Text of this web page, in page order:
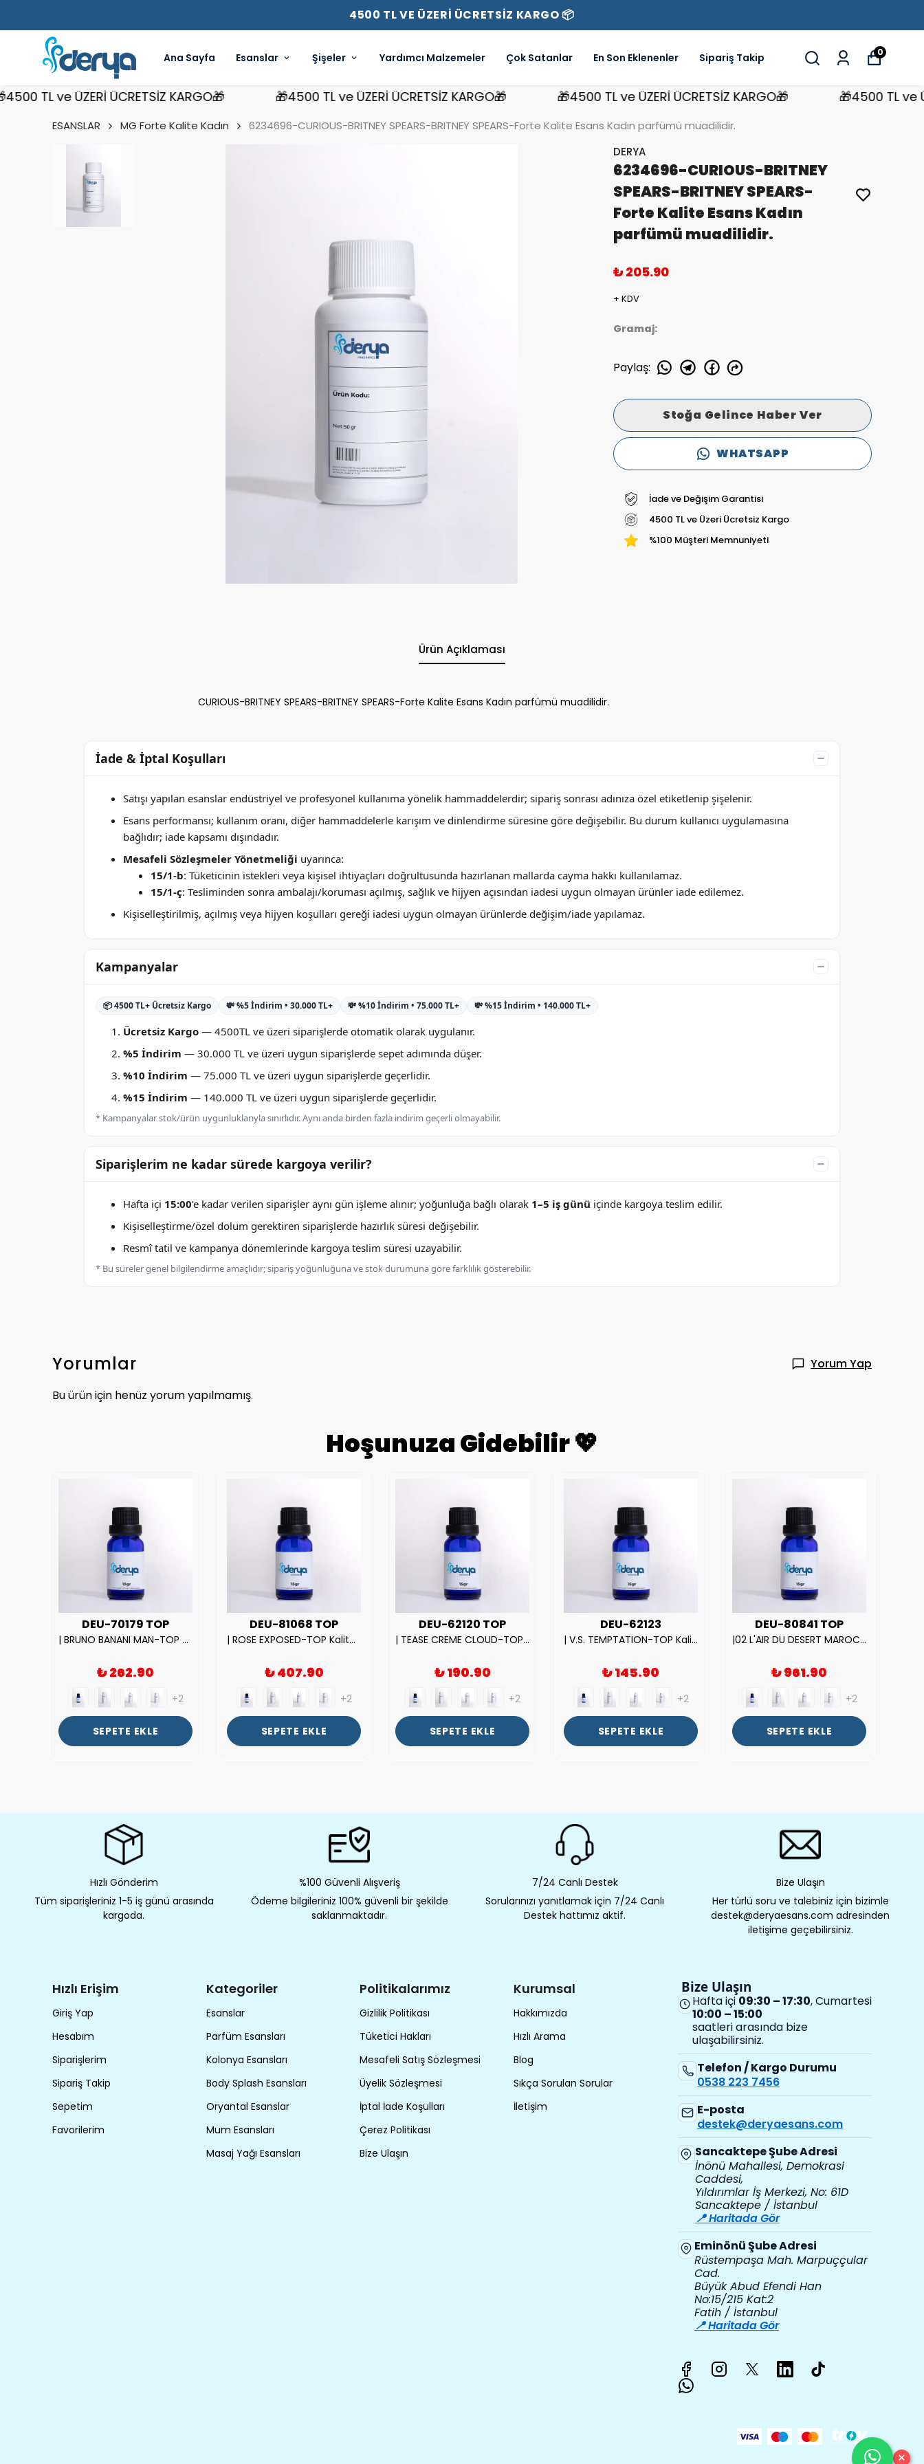
4500 TL VE ÜZERİ ÜCRETSİZ KARGO 📦
Ana Sayfa Esanslar Şişeler Yardımcı Malzemeler Çok Satanlar En Son Eklenenler Sipariş Takip 0
TL ve ÜZERİ ÜCRETSİZ KARGO🎁 🎁4500 TL ve ÜZERİ ÜCRETSİZ KARGO🎁 🎁4500 TL ve ÜZERİ ÜCRETSİZ KARGO🎁 🎁4500 TL ve
ESANSLAR MG Forte Kalite Kadın
6234696-CURIOUS-BRITNEY SPEARS-BRITNEY SPEARS-Forte Kalite Esans Kadın parfümü muadilidir.
DERYA
6234696-CURIOUS-BRITNEY
SPEARS-BRITNEY SPEARS-
Forte Kalite Esans Kadın
parfümü muadilidir.
₺ 205.90
+ KDV
Gramaj:
Paylaş:
Stoğa Gelince Haber Ver
WHATSAPP
İade ve Değişim Garantisi
4500 TL ve Üzeri Ücretsiz Kargo
%100 Müşteri Memnuniyeti
Ürün Açıklaması
CURIOUS-BRITNEY SPEARS-BRITNEY SPEARS-Forte Kalite Esans Kadın parfümü muadilidir.
İade & İptal Koşulları
Satışı yapılan esanslar endüstriyel ve profesyonel kullanıma yönelik hammaddelerdir; sipariş sonrası adınıza özel etiketlenip şişelenir.
Esans performansı; kullanım oranı, diğer hammaddelerle karışım ve dinlendirme süresine göre değişebilir. Bu durum kullanıcı uygulamasına
bağlıdır; iade kapsamı dışındadır.
Mesafeli Sözleşmeler Yönetmeliği uyarınca:
15/1-b: Tüketicinin istekleri veya kişisel ihtiyaçları doğrultusunda hazırlanan mallarda cayma hakkı kullanılamaz.
15/1-ç: Tesliminden sonra ambalajı/koruması açılmış, sağlık ve hijyen açısından iadesi uygun olmayan ürünler iade edilemez.
Kişiselleştirilmiş, açılmış veya hijyen koşulları gereği iadesi uygun olmayan ürünlerde değişim/iade yapılamaz.
Kampanyalar
📦 4500 TL+ Ücretsiz Kargo 💸 %5 İndirim • 30.000 TL+ 💸 %10 İndirim • 75.000 TL+ 💸 %15 İndirim • 140.000 TL+
Ücretsiz Kargo — 4500TL ve üzeri siparişlerde otomatik olarak uygulanır.
%5 İndirim — 30.000 TL ve üzeri uygun siparişlerde sepet adımında düşer.
%10 İndirim — 75.000 TL ve üzeri uygun siparişlerde geçerlidir.
%15 İndirim — 140.000 TL ve üzeri uygun siparişlerde geçerlidir.
* Kampanyalar stok/ürün uygunluklarıyla sınırlıdır. Aynı anda birden fazla indirim geçerli olmayabilir.
Siparişlerim ne kadar sürede kargoya verilir?
Hafta içi 15:00’e kadar verilen siparişler aynı gün işleme alınır; yoğunluğa bağlı olarak 1–5 iş günü içinde kargoya teslim edilir.
Kişiselleştirme/özel dolum gerektiren siparişlerde hazırlık süresi değişebilir.
Resmî tatil ve kampanya dönemlerinde kargoya teslim süresi uzayabilir.
* Bu süreler genel bilgilendirme amaçlıdır; sipariş yoğunluğuna ve stok durumuna göre farklılık gösterebilir.
Yorumlar
Yorum Yap
Bu ürün için henüz yorum yapılmamış.
Hoşunuza Gidebilir 💖
DEU-70179 TOP
| BRUNO BANANI MAN-TOP Kalite Erkek Parfüm Esansı.|
₺ 262.90
+2
SEPETE EKLE
DEU-81068 TOP
| ROSE EXPOSED-TOP Kalite Unısex Parfüm Esansı.|
₺ 407.90
+2
SEPETE EKLE
DEU-62120 TOP
| TEASE CREME CLOUD-TOP Kalite Kadın Parfüm Esansı.|
₺ 190.90
+2
SEPETE EKLE
DEU-62123
| V.S. TEMPTATION-TOP Kalite Kadın Parfüm Esansı.|
₺ 145.90
+2
SEPETE EKLE
DEU-80841 TOP
|02 L'AIR DU DESERT MAROCAIN-TOP Kalite Unısex Parfüm Esansı.|
₺ 961.90
+2
SEPETE EKLE
Hızlı Gönderim
Tüm siparişleriniz 1-5 iş günü arasında
kargoda.
%100 Güvenli Alışveriş
Ödeme bilgileriniz 100% güvenli bir şekilde
saklanmaktadır.
7/24 Canlı Destek
Sorularınızı yanıtlamak için 7/24 Canlı
Destek hattımız aktif.
Bize Ulaşın
Her türlü soru ve talebiniz için bizimle
destek@deryaesans.com adresinden
iletişime geçebilirsiniz.
Hızlı Erişim
Giriş Yap
Hesabım
Siparişlerim
Sipariş Takip
Sepetim
Favorilerim
Kategoriler
Esanslar
Parfüm Esansları
Kolonya Esansları
Body Splash Esansları
Oryantal Esanslar
Mum Esansları
Masaj Yağı Esansları
Politikalarımız
Gizlilik Politikası
Tüketici Hakları
Mesafeli Satış Sözleşmesi
Üyelik Sözleşmesi
İptal İade Koşulları
Çerez Politikası
Bize Ulaşın
Kurumsal
Hakkımızda
Hızlı Arama
Blog
Sıkça Sorulan Sorular
İletişim
Bize Ulaşın
Hafta içi 09:30 – 17:30, Cumartesi
10:00 – 15:00
saatleri arasında bize
ulaşabilirsiniz.
Telefon / Kargo Durumu
0538 223 7456
E-posta
destek@deryaesans.com
Sancaktepe Şube Adresi
İnönü Mahallesi, Demokrasi
Caddesi,
Yıldırımlar İş Merkezi, No: 61D
Sancaktepe / İstanbul
📍 Haritada Gör
Eminönü Şube Adresi
Rüstempaşa Mah. Marpuççular
Cad.
Büyük Abud Efendi Han
No:15/215 Kat:2
Fatih / İstanbul
📍 Haritada Gör
×